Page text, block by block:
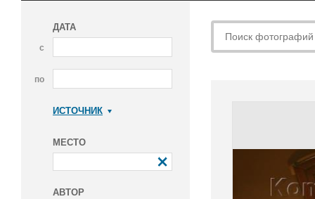
ДАТА
с
по
ИСТОЧНИК
МЕСТО
АВТОР